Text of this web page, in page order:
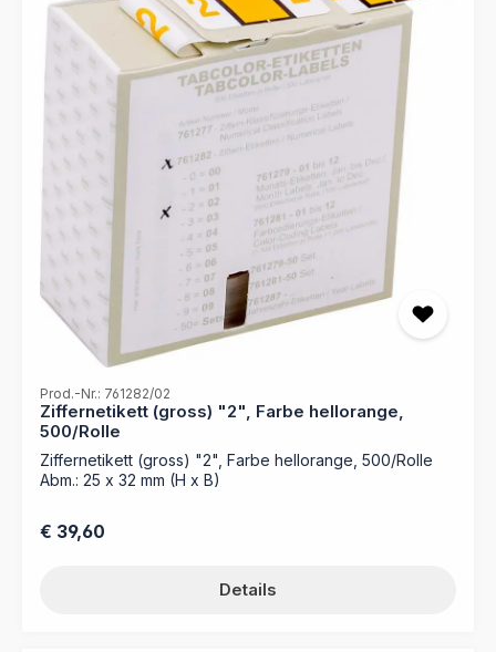
Prod.-Nr.: 761282/02
Ziffernetikett (gross) "2", Farbe hellorange,
500/Rolle
Ziffernetikett (gross) "2", Farbe hellorange, 500/Rolle
Abm.: 25 x 32 mm (H x B)
Regulärer Preis:
€ 39,60
Details